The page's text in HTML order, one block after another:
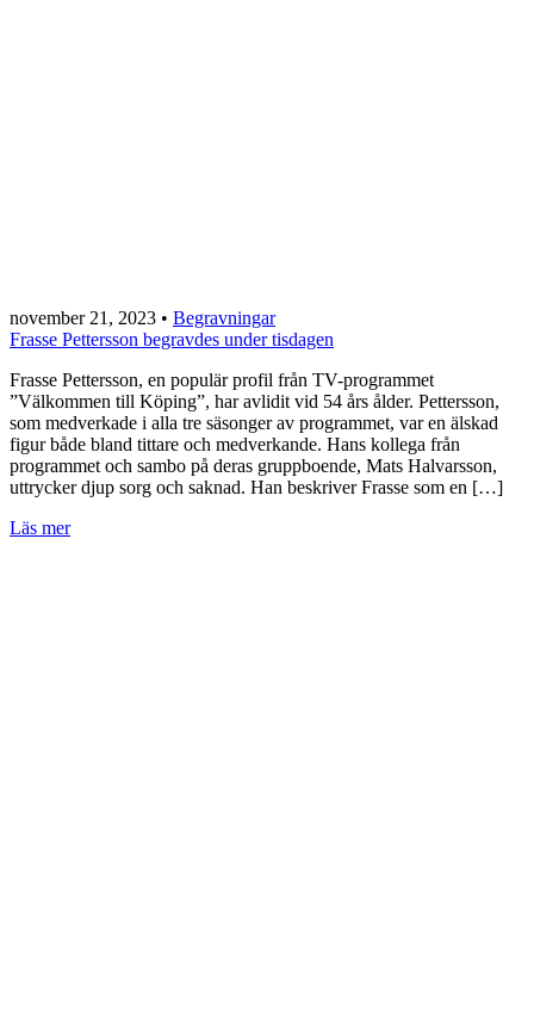
november 21, 2023 • Begravningar
Frasse Pettersson begravdes under tisdagen
Frasse Pettersson, en populär profil från TV-programmet
”Välkommen till Köping”, har avlidit vid 54 års ålder. Pettersson,
som medverkade i alla tre säsonger av programmet, var en älskad
figur både bland tittare och medverkande. Hans kollega från
programmet och sambo på deras gruppboende, Mats Halvarsson,
uttrycker djup sorg och saknad. Han beskriver Frasse som en […]
Läs mer